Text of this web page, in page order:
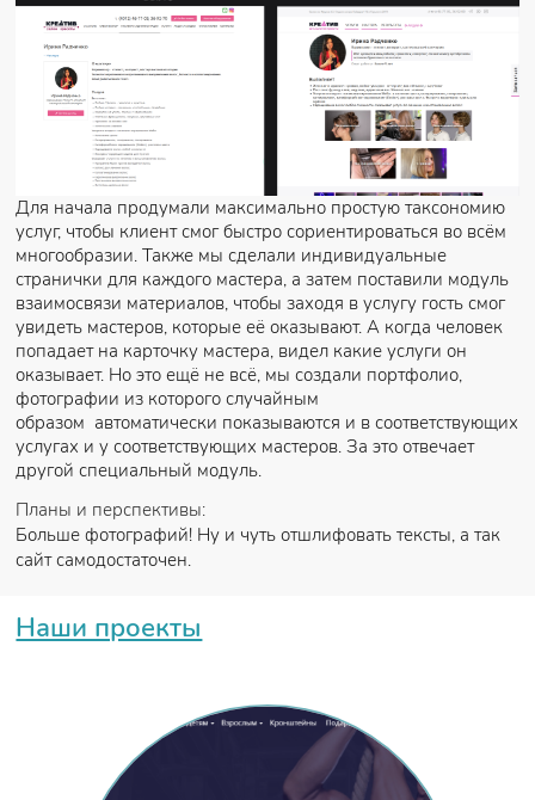
Для начала продумали максимально простую таксономию
услуг, чтобы клиент смог быстро сориентироваться во всём
многообразии. Также мы сделали индивидуальные
странички для каждого мастера, а затем поставили модуль
взаимосвязи материалов, чтобы заходя в услугу гость смог
увидеть мастеров, которые её оказывают. А когда человек
попадает на карточку мастера, видел какие услуги он
оказывает. Но это ещё не всё, мы создали портфолио,
фотографии из которого случайным
образом автоматически показываются и в соответствующих
услугах и у соответствующих мастеров. За это отвечает
другой специальный модуль.
Планы и перспективы:
Больше фотографий! Ну и чуть отшлифовать тексты, а так
сайт самодостаточен.
Наши проекты